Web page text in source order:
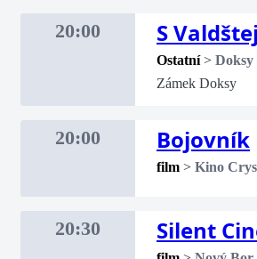
20:00 S
Ostatní > Doksy
Zámek Doksy
20:00 Bojovník
film > Kino
20:30 Silent